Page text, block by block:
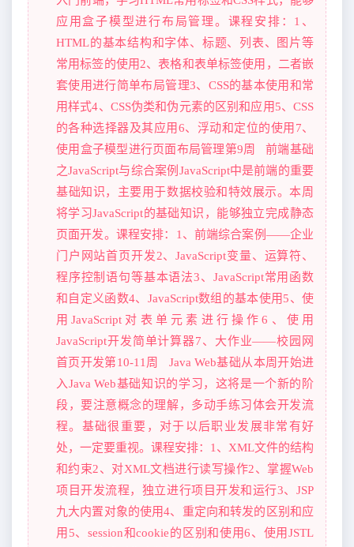
应用盒子模型进行布局管理。课程安排：1、
HTML的基本结构和字体、标题、列表、图片等
常用标签的使用2、表格和表单标签使用，二者嵌
套使用进行简单布局管理3、CSS的基本使用和常
用样式4、CSS伪类和伪元素的区别和应用5、CSS
的各种选择器及其应用6、浮动和定位的使用7、
使用盒子模型进行页面布局管理第9周 前端基础
之JavaScript与综合案例JavaScript中是前端的重要
基础知识，主要用于数据校验和特效展示。本周
将学习JavaScript的基础知识，能够独立完成静态
页面开发。课程安排：1、前端综合案例——企业
门户网站首页开发2、JavaScript变量、运算符、
程序控制语句等基本语法3、JavaScript常用函数
和自定义函数4、JavaScript数组的基本使用5、使
用JavaScript对表单元素进行操作6、使用
JavaScript开发简单计算器7、大作业——校园网
首页开发第10-11周 Java Web基础从本周开始进
入Java Web基础知识的学习，这将是一个新的阶
段，要注意概念的理解，多动手练习体会开发流
程。基础很重要，对于以后职业发展非常有好
处，一定要重视。课程安排：1、XML文件的结构
和约束2、对XML文档进行读写操作2、掌握Web
项目开发流程，独立进行项目开发和运行3、JSP
九大内置对象的使用4、重定向和转发的区别和应
用5、session和cookie的区别和使用6、使用JSTL